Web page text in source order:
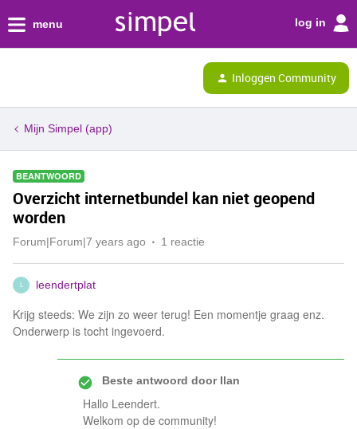
menu log in
Inloggen Community
Mijn Simpel (app)
BEANTWOORD
Overzicht internetbundel kan niet geopend
worden
Forum|Forum|7 years ago 1 reactie
L leendertplat
Krijg steeds: We zijn zo weer terug! Een momentje graag enz.
Onderwerp is tocht ingevoerd.
Beste antwoord doorIlan
Hallo Leendert.
Welkom op de community!